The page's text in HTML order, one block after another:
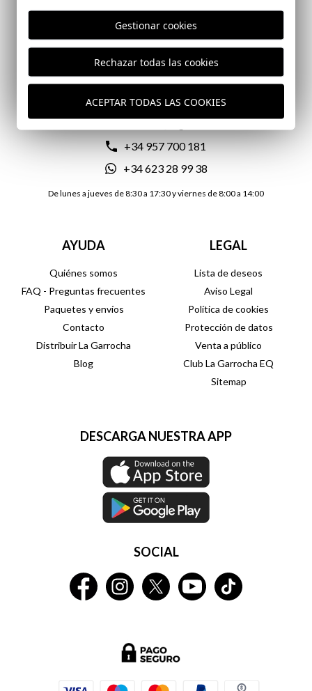
CONTACTO
atencionalcliente@lagarrocha.es
+34 957 700 181
+34 623 28 99 38
De lunes a jueves de 8:30 a 17:30 y viernes de 8:00 a 14:00
AYUDA
Quiénes somos
FAQ - Preguntas frecuentes
Paquetes y envíos
Contacto
Distribuir La Garrocha
Blog
LEGAL
Lista de deseos
Aviso Legal
Política de cookies
Protección de datos
Venta a público
Club La Garrocha EQ
Sitemap
DESCARGA NUESTRA APP
SOCIAL
Gestionar cookies
Rechazar todas las cookies
ACEPTAR TODAS LAS COOKIES